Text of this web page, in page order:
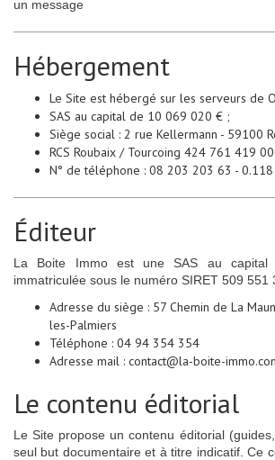
un message
Hébergement
Le Site est hébergé sur les serveurs de
SAS au capital de 10 069 020 € ;
Siège social : 2 rue Kellermann - 59100
RCS Roubaix / Tourcoing 424 761 419
N° de téléphone : 08 203 203 63 -
Éditeur
La Boite Immo est une SAS au
immatriculée sous le numéro SIRET 509 551
Adresse du siège : 57 Chemin de La
les-Palmiers
Téléphone : 04 94 354 354
Adresse mail : contact@la-boite-
Le contenu éditorial
Le Site propose un contenu éditorial
seul but documentaire et à titre indicatif. Ce